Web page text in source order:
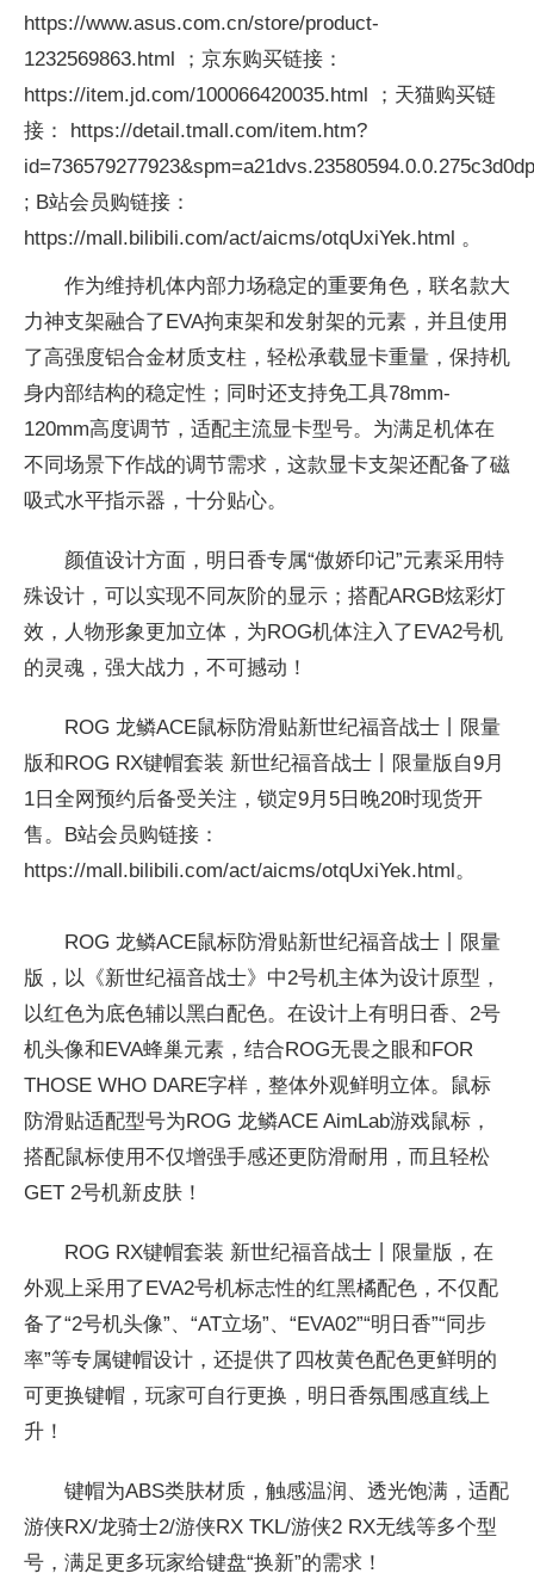
https://www.asus.com.cn/store/product-
1232569863.html ；京东购买链接：
https://item.jd.com/100066420035.html ；天猫购买链
接： https://detail.tmall.com/item.htm?
; B站会员购链接：
https://mall.bilibili.com/act/aicms/otqUxiYek.html 。
作为维持机体内部力场稳定的重要角色，联名款大
力神支架融合了EVA拘束架和发射架的元素，并且使用
了高强度铝合金材质支柱，轻松承载显卡重量，保持机
身内部结构的稳定性；同时还支持免工具78mm-
120mm高度调节，适配主流显卡型号。为满足机体在
不同场景下作战的调节需求，这款显卡支架还配备了磁
吸式水平指示器，十分贴心。
颜值设计方面，明日香专属“傲娇印记”元素采用特
殊设计，可以实现不同灰阶的显示；搭配ARGB炫彩灯
效，人物形象更加立体，为ROG机体注入了EVA2号机
的灵魂，强大战力，不可撼动！
ROG 龙鳞ACE鼠标防滑贴新世纪福音战士丨限量
版和ROG RX键帽套装 新世纪福音战士丨限量版自9月
1日全网预约后备受关注，锁定9月5日晚20时现货开
售。B站会员购链接：
https://mall.bilibili.com/act/aicms/otqUxiYek.html。
ROG 龙鳞ACE鼠标防滑贴新世纪福音战士丨限量
版，以《新世纪福音战士》中2号机主体为设计原型，
以红色为底色辅以黑白配色。在设计上有明日香、2号
机头像和EVA蜂巢元素，结合ROG无畏之眼和FOR
THOSE WHO DARE字样，整体外观鲜明立体。鼠标
防滑贴适配型号为ROG 龙鳞ACE AimLab游戏鼠标，
搭配鼠标使用不仅增强手感还更防滑耐用，而且轻松
GET 2号机新皮肤！
ROG RX键帽套装 新世纪福音战士丨限量版，在
外观上采用了EVA2号机标志性的红黑橘配色，不仅配
备了“2号机头像”、“AT立场”、“EVA02”“明日香”“同步
率”等专属键帽设计，还提供了四枚黄色配色更鲜明的
可更换键帽， 玩家可自行更换，明日香氛围感直线上
升！
键帽为ABS类肤材质，触感温润、透光饱满，适配
游侠RX/龙骑士2/游侠RX TKL/游侠2 RX无线等多个型
号，满足更多玩家给键盘“换新”的需求！